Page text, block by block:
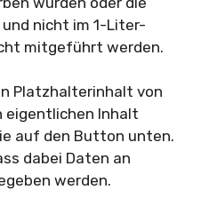
nicht im 1-Liter-
mitgeführt werden.
Platzhalterinhalt von
eigentlichen Inhalt
auf den Button unten.
dabei Daten an
werden.